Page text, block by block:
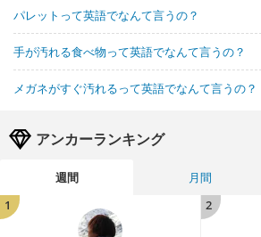
パレットって英語でなんて言うの？
手が汚れる食べ物って英語でなんて言うの？
メガネがすぐ汚れるって英語でなんて言うの？
アンカーランキング
週間 月間
1
2